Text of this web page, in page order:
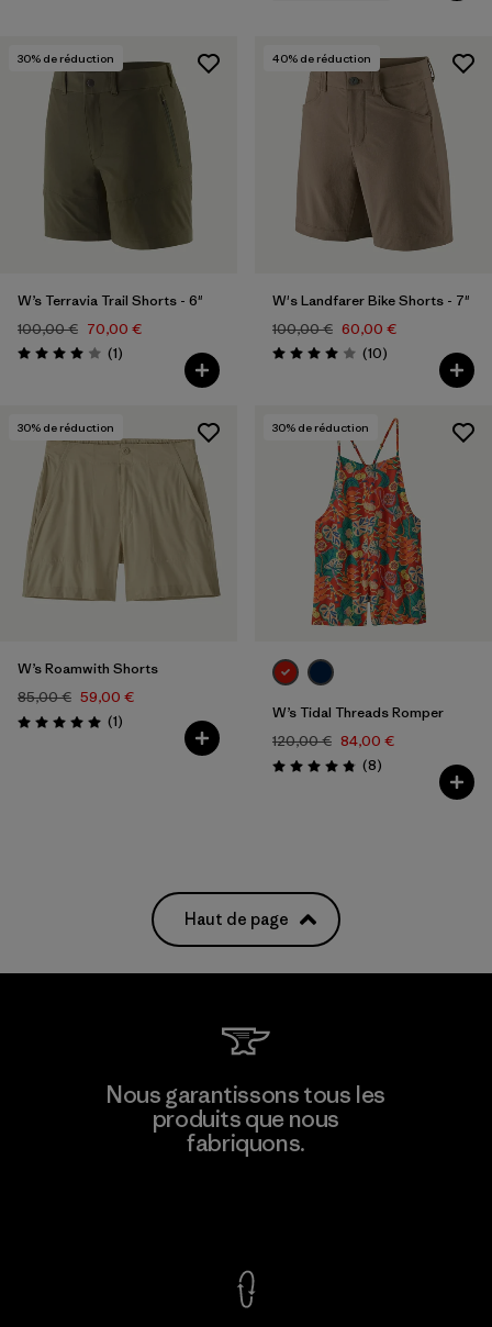
30% de réduction
W’s Terravia Trail Shorts - 6"
100,00 € 70,00 €
Évaluation: 4.0 / 5
(1Avis
)
40% de réduction
W's Landfarer Bike Shorts - 7"
100,00 € 60,00 €
Évaluation: 4.0 / 5
(10Avis
)
30% de réduction
W’s Roamwith Shorts
85,00 € 59,00 €
Évaluation: 5.0 / 5
(1Avis
)
30% de réduction
W’s Tidal Threads Romper
120,00 € 84,00 €
Évaluation: 4.9 / 5
(8Avis
)
Haut de page
Nous garantissons tous les
produits que nous
fabriquons.